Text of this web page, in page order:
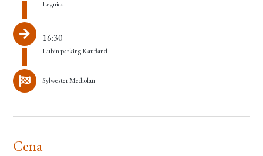
Legnica
16:30
Lubin parking Kaufland
Sylwester Mediolan
Cena